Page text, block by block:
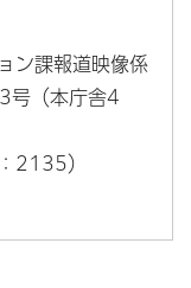
ン課報道映像係
号（本庁舎4
2135）